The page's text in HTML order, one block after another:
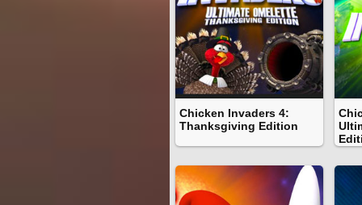
Chicken Invaders 4:
Thanksgiving Edition